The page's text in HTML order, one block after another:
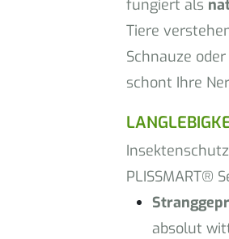
fungiert als
Tiere
Schnauze
schont Ihre
PLISSMART®
absolut